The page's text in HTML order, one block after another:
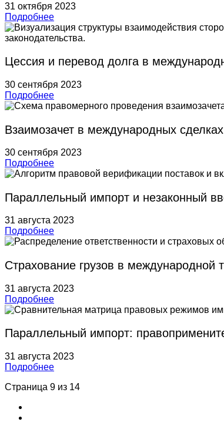
31 октября 2023
Подробнее
Цессия и перевод долга в
30 сентября 2023
Подробнее
Взаимозачет в международных
30 сентября 2023
Подробнее
Параллельный импорт и незаконный
31 августа 2023
Подробнее
Страхование грузов в международной
31 августа 2023
Подробнее
Параллельный импорт:
31 августа 2023
Подробнее
Страница 9 из 14